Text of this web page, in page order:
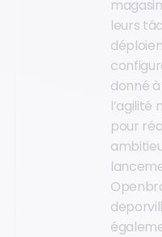
leurs
donné
l’agilité
pour